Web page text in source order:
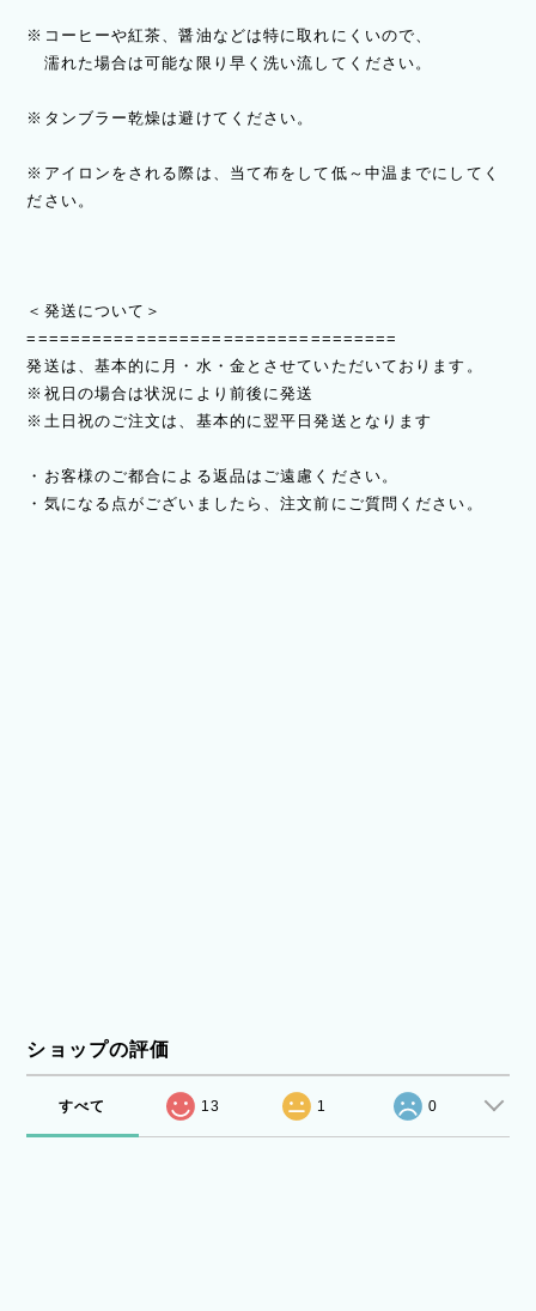
※コーヒーや紅茶、醤油などは特に取れにくいので、
濡れた場合は可能な限り早く洗い流してください。
※タンブラー乾燥は避けてください。
※アイロンをされる際は、当て布をして低～中温までにしてく
ださい。
＜発送について＞
==================================
発送は、基本的に月・水・金とさせていただいております。
※祝日の場合は状況により前後に発送
※土日祝のご注文は、基本的に翌平日発送となります
・お客様のご都合による返品はご遠慮ください。
・気になる点がございましたら、注文前にご質問ください。
ショップの評価
すべて 13 1 0